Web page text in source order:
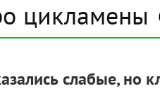
цикламены
слабые, но